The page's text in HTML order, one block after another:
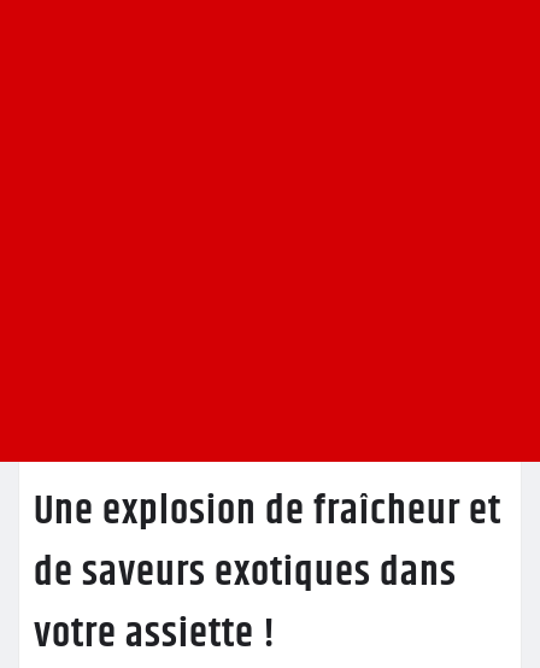
Une explosion de fraîcheur et
de saveurs exotiques dans
votre assiette !